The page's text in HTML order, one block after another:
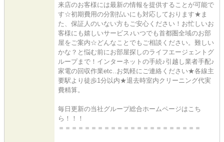
来店のお客様には最新の情報を提供することが可能で
す☆初期費用の分割払いにも対応しております★ま
た、保証人のいない方もご安心ください！お忙しいお
客様にも嬉しいサービス♪いつでも首都圏全域のお部
屋をご案内☆どんなことでもご相談ください。難しい
かな？と悩む前にお部屋探しのライフエージェントグ
ループまで！インターネットの手続♪引越し業者手配♪
家電の回収作業etc..お気軽にご連絡ください★各線主
要駅より徒歩1分以内★退去時室内クリーニング代実
費精算。
毎日更新の当社グループ総合ホームページはこち
ら！！！
＝＝＝＝＝＝＝＝＝＝＝＝＝＝＝＝＝＝＝＝＝＝